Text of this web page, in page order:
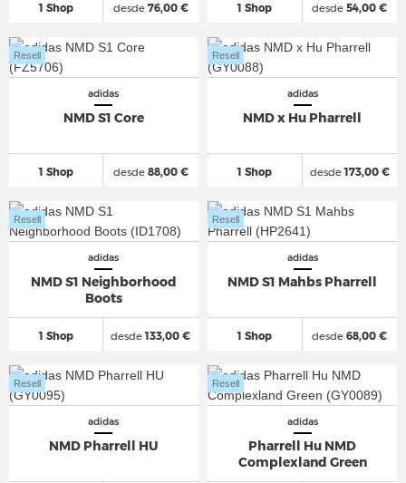
1 Shop desde76,00 € 1 Shop desde 54,00 €
adidas
NMD S1 Core
1 Shop
Resell
desde88,00 €
adidas
NMD x Hu Pharrell
1 Shop
Resell
desde173,00 €
adidas
NMD S1 Neighborhood
Boots
1 Shop
Resell
desde133,00 €
adidas
NMD S1 Mahbs Pharrell
1 Shop
Resell
desde 68,00 €
adidas
NMD Pharrell HU
Resell
adidas
Pharrell Hu NMD
Complexland Green
Resell